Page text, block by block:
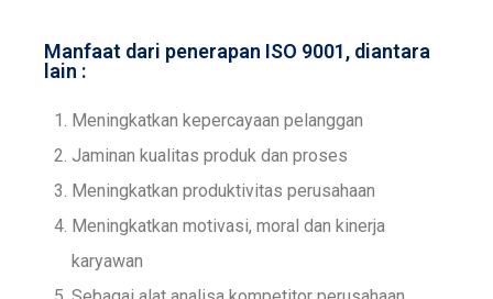
Manfaat dari penerapan ISO 9001, diantara
lain :
Meningkatkan kepercayaan pelanggan
Jaminan kualitas produk dan proses
Meningkatkan produktivitas perusahaan
Meningkatkan motivasi, moral dan kinerja
karyawan